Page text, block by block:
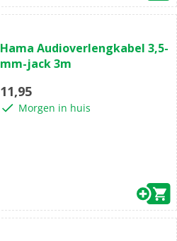
van
de
sterren.
Hama Audioverlengkabel 3,5-
mm-jack 3m
11,95
Morgen in huis